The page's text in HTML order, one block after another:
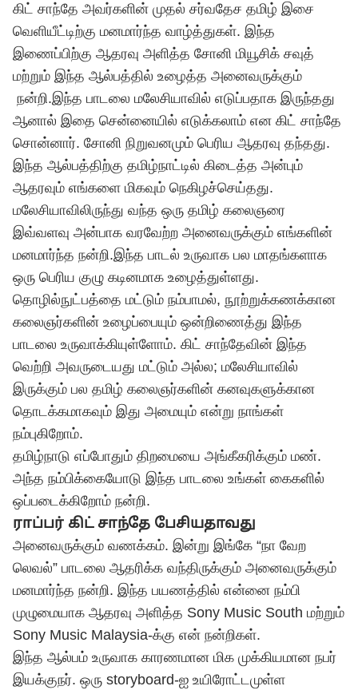
கிட் சாந்தே அவர்களின் முதல் சர்வதேச தமிழ் இசை
வெளியீட்டிற்கு மனமார்ந்த வாழ்த்துகள். இந்த
இணைப்பிற்கு ஆதரவு அளித்த சோனி மியூசிக் சவுத்
மற்றும் இந்த ஆல்பத்தில் உழைத்த அனைவருக்கும்
நன்றி.இந்த பாடலை மலேசியாவில் எடுப்பதாக இருந்தது
ஆனால் இதை சென்னையில் எடுக்கலாம் என கிட் சாந்தே
சொன்னார். சோனி நிறுவனமும் பெரிய ஆதரவு தந்தது.
இந்த ஆல்பத்திற்கு தமிழ்நாட்டில் கிடைத்த அன்பும்
ஆதரவும் எங்களை மிகவும் நெகிழச்செய்தது.
மலேசியாவிலிருந்து வந்த ஒரு தமிழ் கலைஞரை
இவ்வளவு அன்பாக வரவேற்ற அனைவருக்கும் எங்களின்
மனமார்ந்த நன்றி.இந்த பாடல் உருவாக பல மாதங்களாக
ஒரு பெரிய குழு கடினமாக உழைத்துள்ளது.
தொழில்நுட்பத்தை மட்டும் நம்பாமல், நூற்றுக்கணக்கான
கலைஞர்களின் உழைப்பையும் ஒன்றிணைத்து இந்த
பாடலை உருவாக்கியுள்ளோம். கிட் சாந்தேவின் இந்த
வெற்றி அவருடையது மட்டும் அல்ல; மலேசியாவில்
இருக்கும் பல தமிழ் கலைஞர்களின் கனவுகளுக்கான
தொடக்கமாகவும் இது அமையும் என்று நாங்கள்
நம்புகிறோம்.
தமிழ்நாடு எப்போதும் திறமையை அங்கீகரிக்கும் மண்.
அந்த நம்பிக்கையோடு இந்த பாடலை உங்கள் கைகளில்
ஒப்படைக்கிறோம் நன்றி.
ராப்பர் கிட் சாந்தே பேசியதாவது
அனைவருக்கும் வணக்கம். இன்று இங்கே “நா வேற
லெவல்” பாடலை ஆதரிக்க வந்திருக்கும் அனைவருக்கும்
மனமார்ந்த நன்றி. இந்த பயணத்தில் என்னை நம்பி
முழுமையாக ஆதரவு அளித்த Sony Music South மற்றும்
Sony Music Malaysia-க்கு என் நன்றிகள்.
இந்த ஆல்பம் உருவாக காரணமான மிக முக்கியமான நபர்
இயக்குநர். ஒரு storyboard-ஐ உயிரோட்டமுள்ள